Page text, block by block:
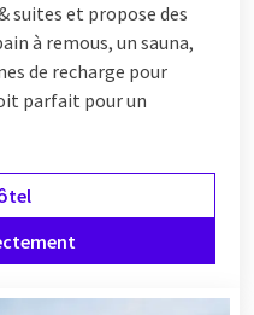
suites et propose des
à remous, un sauna,
de recharge pour
parfait pour un